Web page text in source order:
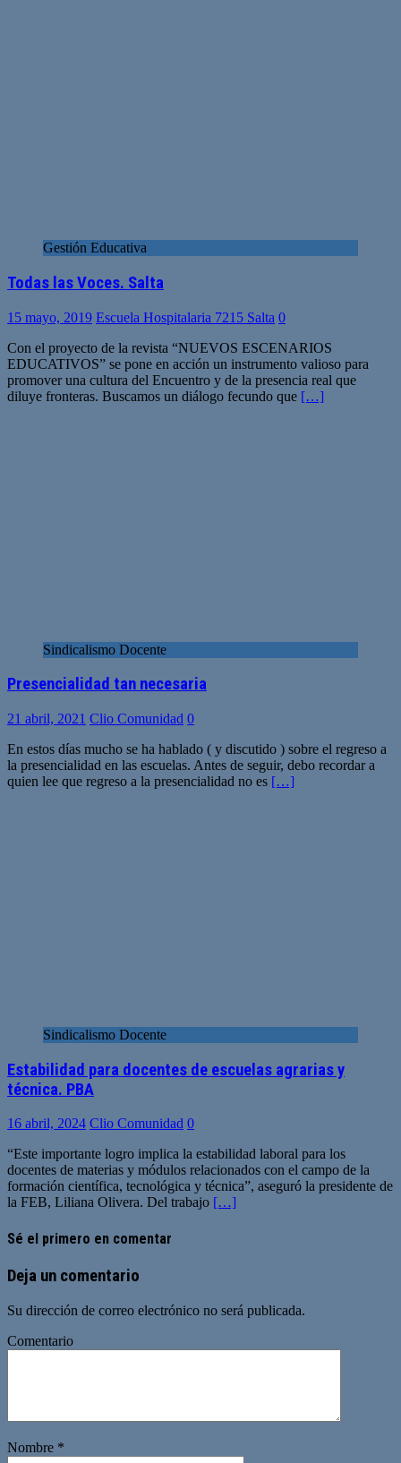
Gestión Educativa
Todas las Voces. Salta
15 mayo, 2019 Escuela Hospitalaria 7215 Salta 0
Con el proyecto de la revista “NUEVOS ESCENARIOS
EDUCATIVOS” se pone en acción un instrumento valioso para
promover una cultura del Encuentro y de la presencia real que
diluye fronteras. Buscamos un diálogo fecundo que […]
Sindicalismo Docente
Presencialidad tan necesaria
21 abril, 2021 Clio Comunidad 0
En estos días mucho se ha hablado ( y discutido ) sobre el regreso a
la presencialidad en las escuelas. Antes de seguir, debo recordar a
quien lee que regreso a la presencialidad no es […]
Sindicalismo Docente
Estabilidad para docentes de escuelas agrarias y
técnica. PBA
16 abril, 2024 Clio Comunidad 0
“Este importante logro implica la estabilidad laboral para los
docentes de materias y módulos relacionados con el campo de la
formación científica, tecnológica y técnica”, aseguró la presidente de
la FEB, Liliana Olivera. Del trabajo […]
Sé el primero en comentar
Deja un comentario
Su dirección de correo electrónico no será publicada.
Comentario
Nombre *